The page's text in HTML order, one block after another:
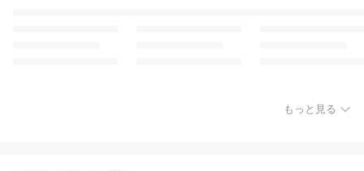
もっと見る